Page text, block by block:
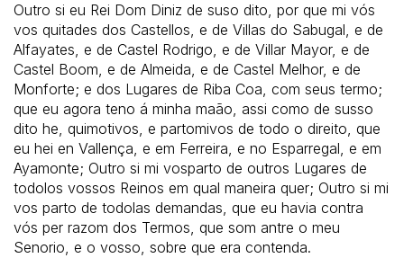
Outro si eu Rei Dom Diniz de suso dito, por que mi vós
vos quitades dos Castellos, e de Villas do Sabugal, e de
Alfayates, e de Castel Rodrigo, e de Villar Mayor, e de
Castel Boom, e de Almeida, e de Castel Melhor, e de
Monforte; e dos Lugares de Riba Coa, com seus termo;
que eu agora teno á minha maão, assi como de susso
dito he, quimotivos, e partomivos de todo o direito, que
eu hei en Vallença, e em Ferreira, e no Esparregal, e em
Ayamonte; Outro si mi vosparto de outros Lugares de
todolos vossos Reinos em qual maneira quer; Outro si mi
vos parto de todolas demandas, que eu havia contra
vós per razom dos Termos, que som antre o meu
Senorio, e o vosso, sobre que era contenda.